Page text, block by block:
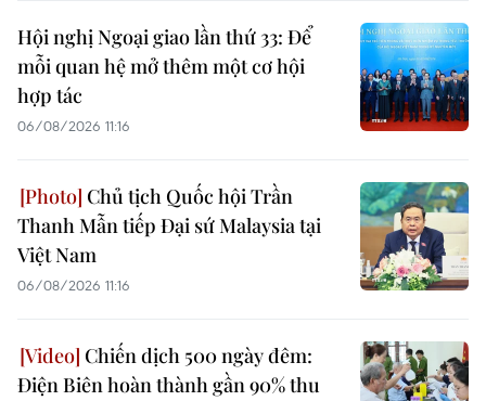
Hội nghị Ngoại giao lần thứ 33: Để
mỗi quan hệ mở thêm một cơ hội
hợp tác
06/08/2026 11:16
Chủ tịch Quốc hội Trần
Thanh Mẫn tiếp Đại sứ Malaysia tại
Việt Nam
06/08/2026 11:16
Chiến dịch 500 ngày đêm:
Điện Biên hoàn thành gần 90% thu